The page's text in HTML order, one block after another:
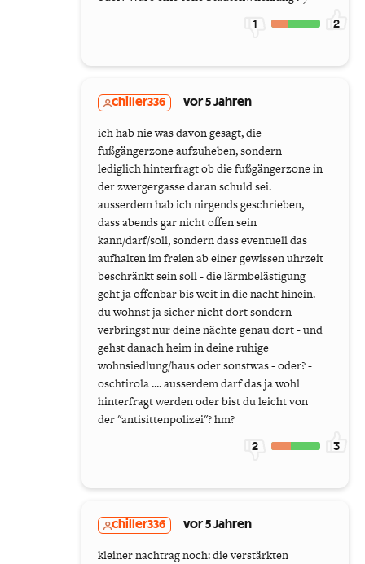
1 2
chiller336 vor 5 Jahren
ich hab nie was davon gesagt, die
fußgängerzone aufzuheben, sondern
lediglich hinterfragt ob die fußgängerzone in
der zwergergasse daran schuld sei.
ausserdem hab ich nirgends geschrieben,
dass abends gar nicht offen sein
kann/darf/soll, sondern dass eventuell das
aufhalten im freien ab einer gewissen uhrzeit
beschränkt sein soll - die lärmbelästigung
geht ja offenbar bis weit in die nacht hinein.
du wohnst ja sicher nicht dort sondern
verbringst nur deine nächte genau dort - und
gehst danach heim in deine ruhige
wohnsiedlung/haus oder sonstwas - oder? -
oschtirola .... ausserdem darf das ja wohl
hinterfragt werden oder bist du leicht von
der "antisittenpolizei"? hm?
2 3
chiller336 vor 5 Jahren
kleiner nachtrag noch: die verstärkten